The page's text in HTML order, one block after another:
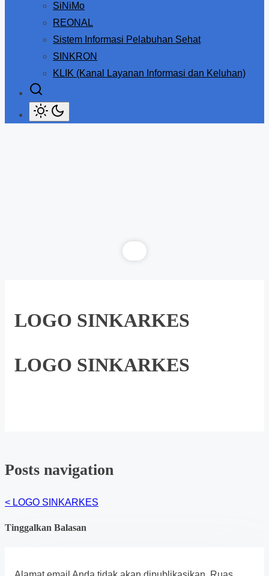
SiNiMo
REONAL
Sistem Informasi Pelabuhan Sehat
SINKRON
KLIK (Kanal Layanan Informasi dan Keluhan)
LOGO SINKARKES
LOGO SINKARKES
Posts navigation
< LOGO SINKARKES
Tinggalkan Balasan